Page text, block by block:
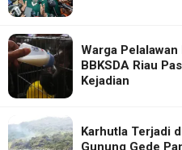
Warga
BBKSDA Riau
Kejadian
Karhutla Terjadi